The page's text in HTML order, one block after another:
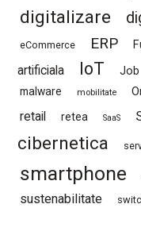
digitalizare
eCommerce ERP
artificiala
IoT Job
malware mobilitate
retail retea SaaS
cibernetica
smartphone
sustenabilitate